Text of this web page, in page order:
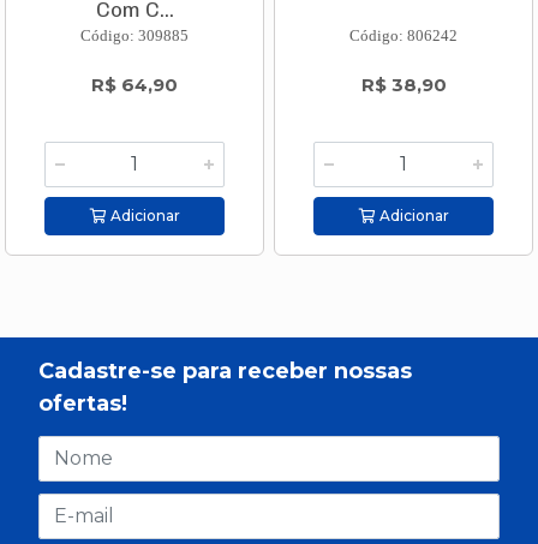
Com C...
Código: 309885
R$ 64,90
Adicionar
Código: 806242
R$ 38,90
Adicionar
Cadastre-se para receber nossas
ofertas!